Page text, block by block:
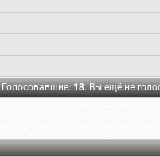
Голосовавшие:18. Вы ещё не